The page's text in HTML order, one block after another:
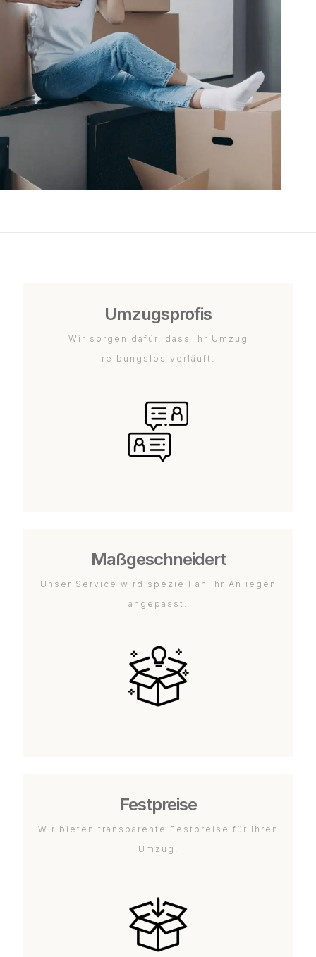
Umzugsprofis
Wir sorgen dafür, dass Ihr Umzug
reibungslos verläuft.
Maßgeschneidert
Unser Service wird speziell an Ihr Anliegen
angepasst.
Festpreise
Wir bieten transparente Festpreise für Ihren
Umzug.